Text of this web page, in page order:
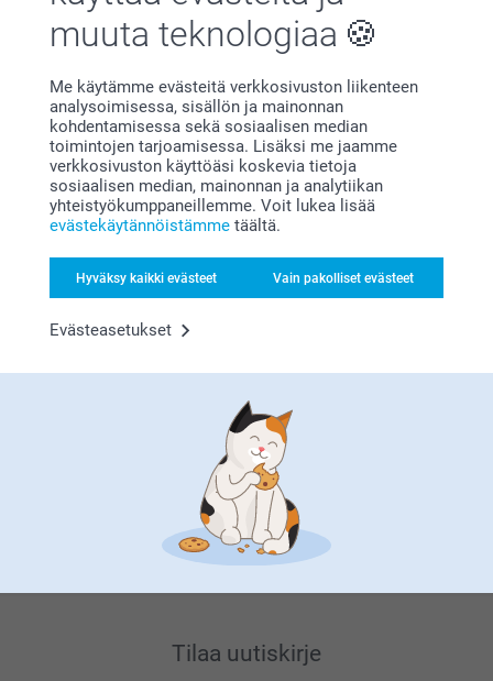
muuta teknologiaa
Me käytämme evästeitä verkkosivuston liikenteen
analysoimisessa, sisällön ja mainonnan
kohdentamisessa sekä sosiaalisen median
toimintojen tarjoamisessa. Lisäksi me jaamme
verkkosivuston käyttöäsi koskevia tietoja
sosiaalisen median, mainonnan ja analytiikan
yhteistyökumppaneillemme. Voit lukea lisää
evästekäytännöistämme täältä.
Hyväksy kaikki evästeet Vain pakolliset evästeet
Evästeasetukset
Bonusta kaikista tilauksista
Etsitkö inspiraatiota?
Olemme täällä sinun vuoksesi
Tilaa uutiskirje